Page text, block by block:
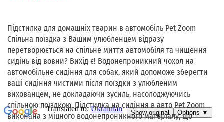
Підстилка для домашніх тварин в автомобіль Pet Zoom
Спільна поїздка з Вашим улюбленцем відразу
перетворюється на спільне миття автомобіля та чищення
сидінь від вовни? Вихід є! Водонепроникний чохол на
автомобільне сидіння для собак, який допоможе зберегти
ваші сидіння чистими після поїздки з улюбленим
вихованцем, не докладаючи зусиль, насолоджуючись
спільною поїздкою. Підстилка на сидіння в авто Pet Zoom
виконана з міцного водонепроникного матеріалу, що